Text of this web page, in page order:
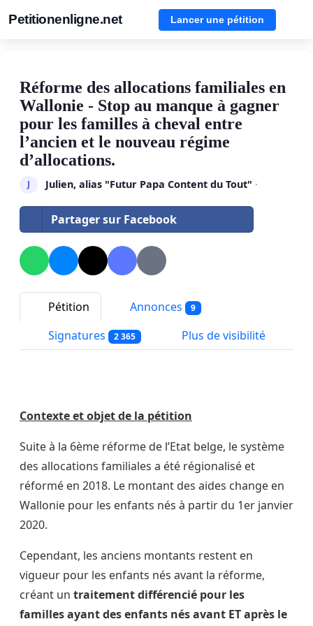
Petitionenligne.net Lancer une pétition
Réforme des allocations familiales en
Wallonie - Stop au manque à gagner
pour les familles à cheval entre
l’ancien et le nouveau régime
d’allocations.
J Julien, alias "Futur Papa Content du Tout" ·
Partager sur Facebook
Pétition Annonces 9
Signatures 2 365 Plus de visibilité
Contexte et objet de la pétition
Suite à la 6ème réforme de l’Etat belge, le système
des allocations familiales a été régionalisé et
réformé en 2018. Le montant des aides change en
Wallonie pour les enfants nés à partir du 1er janvier
2020.
Cependant, les anciens montants restent en
vigueur pour les enfants nés avant la réforme,
créant un traitement différencié pour les
familles ayant des enfants nés avant ET après le